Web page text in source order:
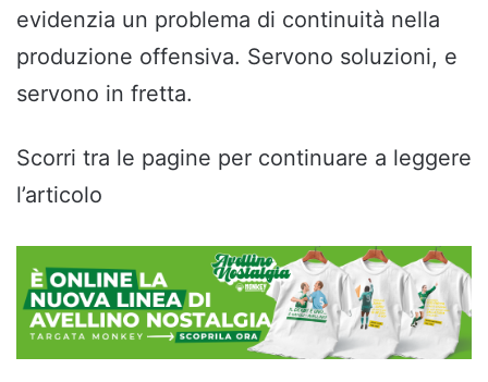
evidenzia un problema di continuità nella
produzione offensiva. Servono soluzioni, e
servono in fretta.
Scorri tra le pagine per continuare a leggere
l’articolo